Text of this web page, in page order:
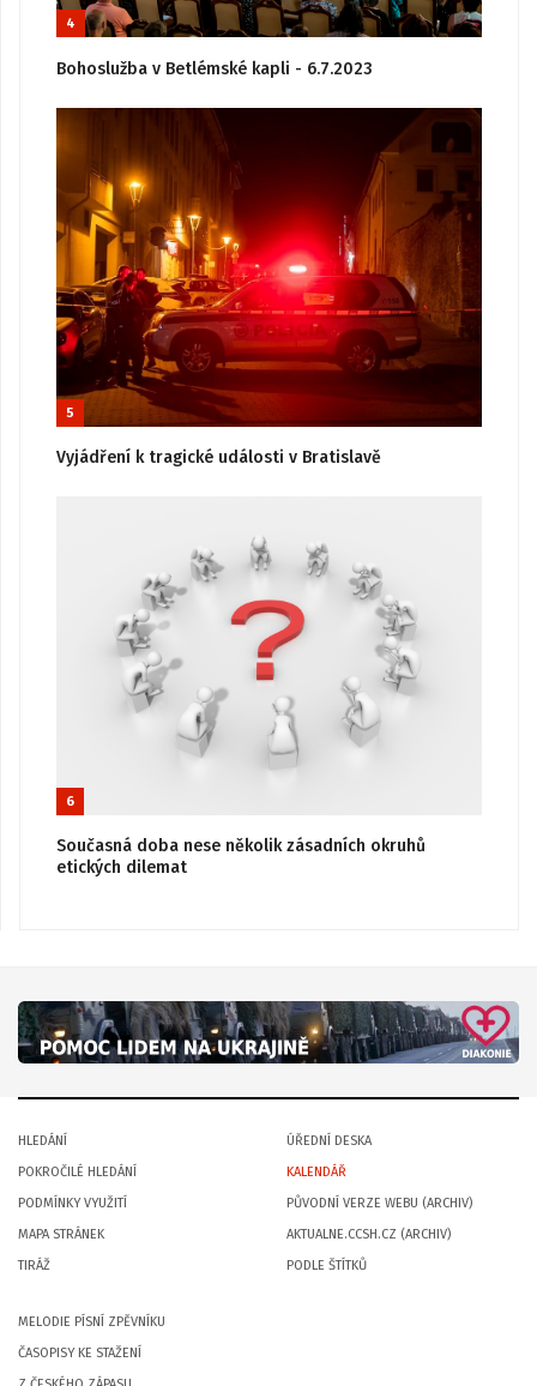
4
Bohoslužba v Betlémské kapli - 6.7.2023
5
Vyjádření k tragické události v Bratislavě
6
Současná doba nese několik zásadních okruhů
etických dilemat
HLEDÁNÍ
POKROČILÉ HLEDÁNÍ
PODMÍNKY VYUŽITÍ
MAPA STRÁNEK
TIRÁŽ
ÚŘEDNÍ DESKA
KALENDÁŘ
PŮVODNÍ VERZE WEBU (ARCHIV)
AKTUALNE.CCSH.CZ (ARCHIV)
PODLE ŠTÍTKŮ
MELODIE PÍSNÍ ZPĚVNÍKU
ČASOPISY KE STAŽENÍ